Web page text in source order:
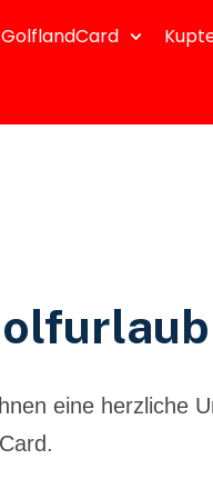
GolflandCard
eine herzliche